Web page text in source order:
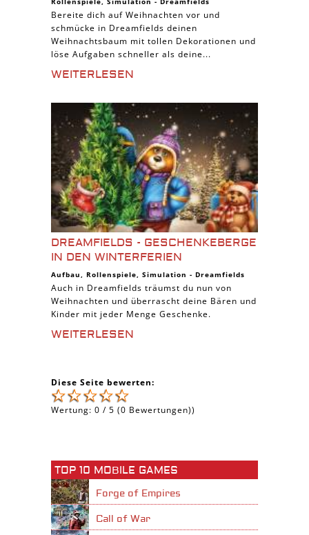
Bereite dich auf Weihnachten vor und
schmücke in Dreamfields deinen
Weihnachtsbaum mit tollen Dekorationen und
löse Aufgaben schneller als deine...
WEITERLESEN
DREAMFIELDS - GESCHENKEBERGE
IN DEN WINTERFERIEN
Aufbau, Rollenspiele, Simulation - Dreamfields
Auch in Dreamfields träumst du nun von
Weihnachten und überrascht deine Bären und
Kinder mit jeder Menge Geschenke.
WEITERLESEN
Diese Seite bewerten:
Wertung: 0 / 5 (0 Bewertungen))
TOP 10 MOBILE GAMES
Forge of Empires
Call of War